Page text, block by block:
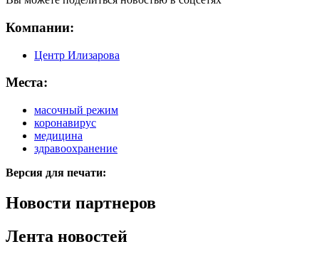
Компании:
Центр Илизарова
Места:
масочный режим
коронавирус
медицина
здравоохранение
Версия для печати:
Новости партнеров
Лента новостей